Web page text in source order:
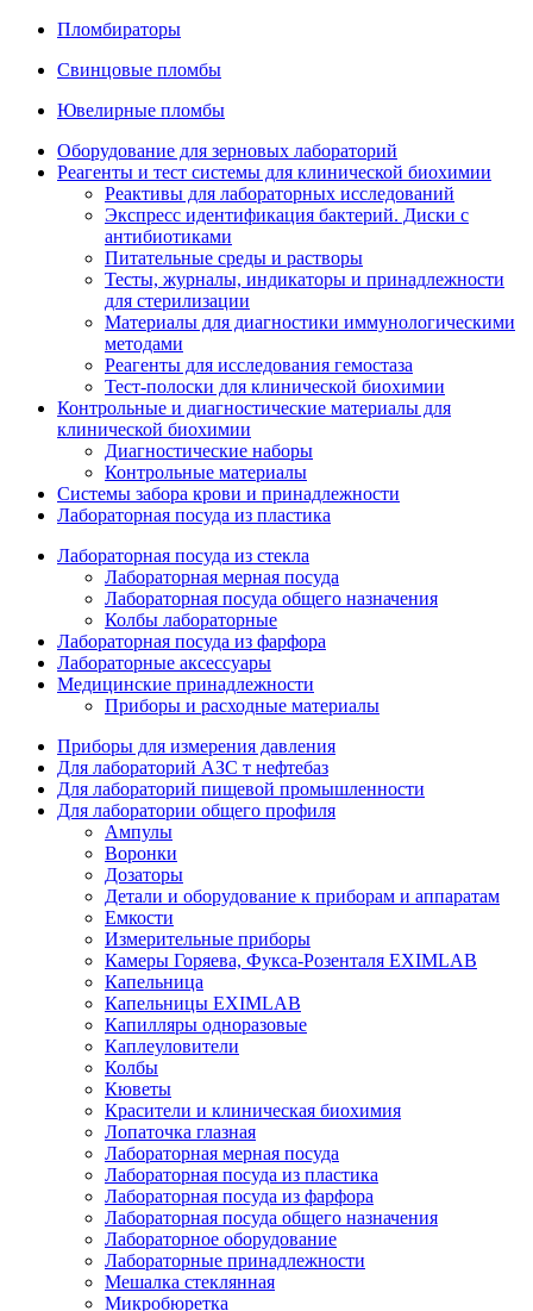
Пломбираторы
Свинцовые пломбы
Ювелирные пломбы
Оборудование для зерновых лабораторий
Реагенты и тест системы для клинической биохимии
Реактивы для лабораторных исследований
Экспресс идентификация бактерий. Диски с
антибиотиками
Питательные среды и растворы
Тесты, журналы, индикаторы и принадлежности
для стерилизации
Материалы для диагностики иммунологическими
методами
Реагенты для исследования гемостаза
Тест-полоски для клинической биохимии
Контрольные и диагностические материалы для
клинической биохимии
Диагностические наборы
Контрольные материалы
Системы забора крови и принадлежности
Лабораторная посуда из пластика
Лабораторная посуда из стекла
Лабораторная мерная посуда
Лабораторная посуда общего назначения
Колбы лабораторные
Лабораторная посуда из фарфора
Лабораторные аксессуары
Медицинские принадлежности
Приборы и расходные материалы
Приборы для измерения давления
Для лабораторий АЗС т нефтебаз
Для лабораторий пищевой промышленности
Для лаборатории общего профиля
Ампулы
Воронки
Дозаторы
Детали и оборудование к приборам и аппаратам
Емкости
Измерительные приборы
Камеры Горяева, Фукса-Розенталя EXIMLAB
Капельница
Капельницы EXIMLAB
Капилляры одноразовые
Каплеуловители
Колбы
Кюветы
Красители и клиническая биохимия
Лопаточка глазная
Лабораторная мерная посуда
Лабораторная посуда из пластика
Лабораторная посуда из фарфора
Лабораторная посуда общего назначения
Лабораторное оборудование
Лабораторные принадлежности
Мешалка стеклянная
Микробюретка